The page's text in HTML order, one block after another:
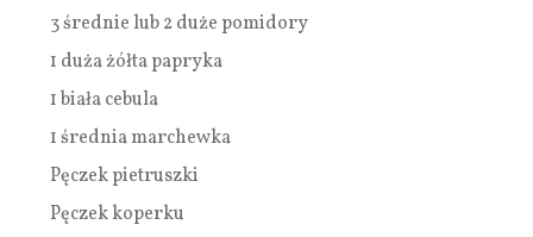
3 średnie lub 2 duże pomidory
1 duża żółta papryka
1 biała cebula
1 średnia marchewka
Pęczek pietruszki
Pęczek koperku